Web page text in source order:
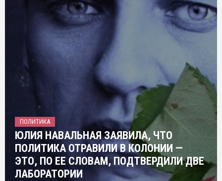
ПОЛИТИКА
ЮЛИЯ НАВАЛЬНАЯ ЗАЯВИЛА, ЧТО
ПОЛИТИКА ОТРАВИЛИ В КОЛОНИИ —
ЭТО, ПО ЕЕ СЛОВАМ, ПОДТВЕРДИЛИ ДВЕ
ЛАБОРАТОРИИ